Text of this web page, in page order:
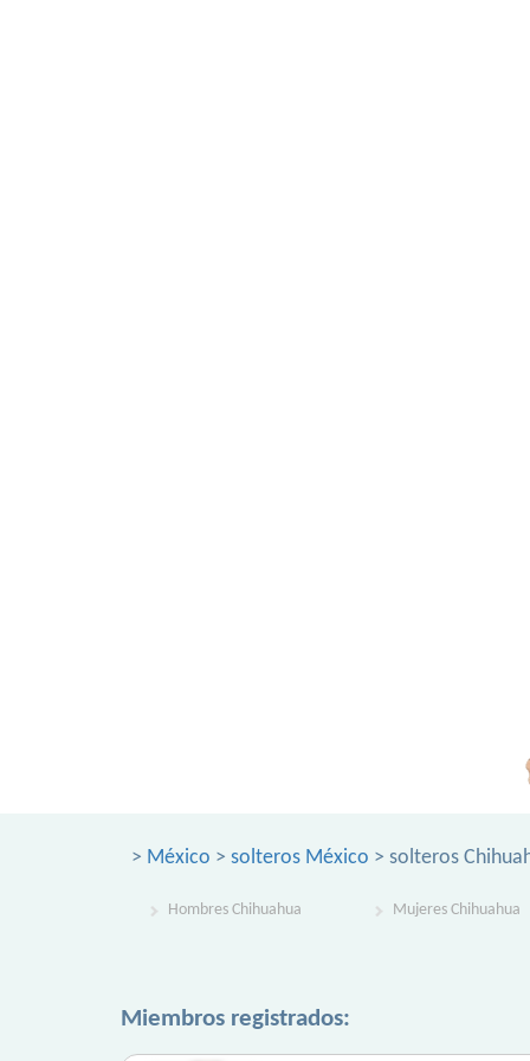
> México > solteros México > solteros
Hombres Chihuahua Mujeres Chihuahua
Miembros registrados: